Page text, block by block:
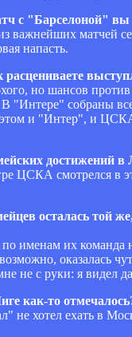
с "Барселоной"
важнейших матчей
напасть.
но шансов
В "Интере" собраны
и "Интер", и
достижений в
ЦСКА смотрелся в
осталась той
именам их команда
оказалась
не с руки: я видел
как-то
не хотел ехать в